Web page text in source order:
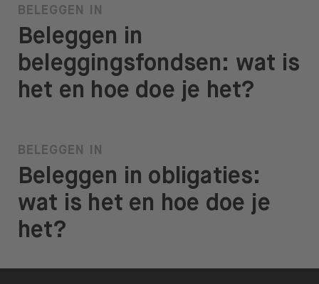
BELEGGEN IN
Beleggen in
beleggingsfondsen: wat is
het en hoe doe je het?
BELEGGEN IN
Beleggen in obligaties:
wat is het en hoe doe je
het?